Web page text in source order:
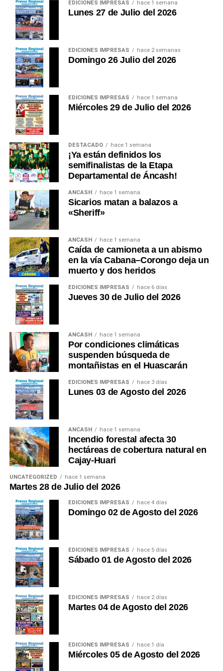
cada año. El verdadero desafío no es comprarla, sino
garantizar un modelo de gestión sostenible,
mantenimiento permanente y operación profesional
mediante alianzas público-privadas, evitando que una
inversión estratégica termine abandonada por falta de
planificación.
Durante años hemos discutido carreteras, plazas,
monumentos, estadios y obras de concreto. Ha
llegado el momento de discutir seguridad. Porque
una región turística no se mide únicamente por la
belleza de sus paisajes. También se mide por la
confianza que transmite a quienes la visitan.
Un turista que sabe que existe un sistema moderno
de rescate decide viajar con mayor tranquilidad. Una
agencia internacional promociona con mayor
confianza un destino seguro. Una aseguradora
reduce sus restricciones. Los operadores turísticos
fortalecen su oferta, y toda la economía regional
termina beneficiándose.
Cada accidente que trasciende internacionalmente
sin una respuesta eficiente deteriora silenciosamente
la imagen del destino. Las montañas no hablan. Pero
las estadísticas sí. Cada rescate tardío, cada
evacuación improvisada y cada vida perdida envían
un mensaje al mundo.
Áncash posee una de las mayores riquezas naturales
del planeta. Lo que todavía no posee es una política
pública de seguridad a la altura de esa riqueza. Quizá
el verdadero desafío ya no sea conseguir un nuevo
reconocimiento internacional. El desafío consiste en
demostrar que somos capaces de cuidar a quienes
vienen a admirar aquello que tanto nos enorgullece.
Porque el turismo del siglo XXI ya no premia
solamente los paisajes extraordinarios. Premia, sobre
todo, los destinos que convierten la seguridad en
parte esencial de la experiencia. Ese debería ser el
próximo gran patrimonio que Áncash construya.
Esta es mi opinión. ¿Usted qué opina?(Guido C.
Duarte Plata Reg. CPP.
EDICIONES IMPRESAS hace 1 semana
Lunes 27 de Julio del 2026
EDICIONES IMPRESAS hace 2 semanas
Domingo 26 Julio del 2026
EDICIONES IMPRESAS hace 1 semana
Miércoles 29 de Julio del 2026
DESTACADO hace 1 semana
¡Ya están definidos los
semifinalistas de la Etapa
Departamental de Áncash!
ANCASH hace 1 semana
Sicarios matan a balazos a
«Sheriff»
ANCASH hace 1 semana
Caída de camioneta a un abismo
en la vía Cabana–Corongo deja un
muerto y dos heridos
EDICIONES IMPRESAS hace 6 días
Jueves 30 de Julio del 2026
ANCASH hace 1 semana
Por condiciones climáticas
suspenden búsqueda de
montañistas en el Huascarán
EDICIONES IMPRESAS hace 3 días
Lunes 03 de Agosto del 2026
ANCASH hace 1 semana
Incendio forestal afecta 30
hectáreas de cobertura natural en
Cajay-Huari
UNCATEGORIZED hace 1 semana
Martes 28 de Julio del 2026
EDICIONES IMPRESAS hace 4 días
Domingo 02 de Agosto del 2026
EDICIONES IMPRESAS hace 5 días
Sábado 01 de Agosto del 2026
EDICIONES IMPRESAS hace 2 días
Martes 04 de Agosto del 2026
EDICIONES IMPRESAS hace 1 día
Miércoles 05 de Agosto del 2026